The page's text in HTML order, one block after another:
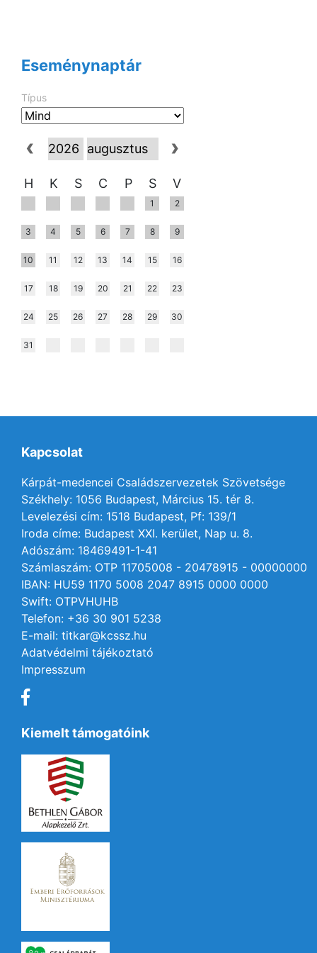
Eseménynaptár
Típus
H K S C P S V
1 2
3 4 5 6 7 8 9
10 11 12 13 14 15 16
17 18 19 20 21 22 23
24 25 26 27 28 29 30
31
Kapcsolat
Kárpát-medencei Családszervezetek Szövetsége
Székhely: 1056 Budapest, Március 15. tér 8.
Levelezési cím: 1518 Budapest, Pf: 139/1
Iroda címe: Budapest XXI. kerület, Nap u. 8.
Adószám: 18469491-1-41
Számlaszám: OTP 11705008 - 20478915 - 00000000
IBAN: HU59 1170 5008 2047 8915 0000 0000
Swift: OTPVHUHB
Telefon: +36 30 901 5238
E-mail: titkar@kcssz.hu
Adatvédelmi tájékoztató
Impresszum
Kiemelt támogatóink